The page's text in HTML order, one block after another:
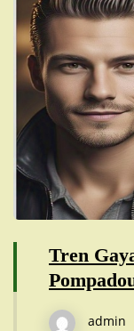
Tren
admin